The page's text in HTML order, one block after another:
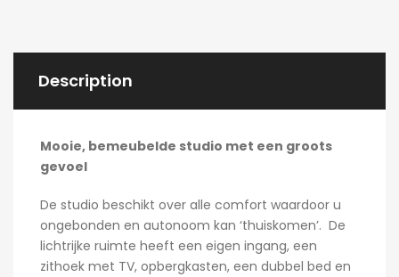
Description
Mooie, bemeubelde studio met een groots
gevoel
De studio beschikt over alle comfort waardoor u
ongebonden en autonoom kan ‘thuiskomen’. De
lichtrijke ruimte heeft een eigen ingang, een
zithoek met TV, opbergkasten, een dubbel bed en